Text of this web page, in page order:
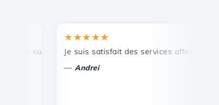
support technique rapide et efficace.
★★★★★
Je suis satisfait des services offerts par
Andrei